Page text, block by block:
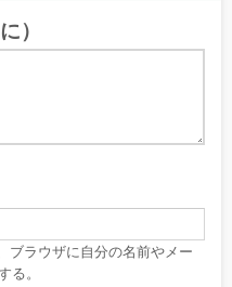
）
ブラウザに自分の名前やメー
る。